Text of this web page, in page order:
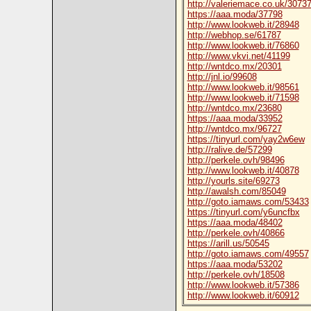
http://valeriemace.co.uk/30737
https://aaa.moda/37798
http://www.lookweb.it/28948
http://webhop.se/61787
http://www.lookweb.it/76860
http://www.vkvi.net/41199
http://wntdco.mx/20301
http://jnl.io/99608
http://www.lookweb.it/98561
http://www.lookweb.it/71598
http://wntdco.mx/23680
https://aaa.moda/33952
http://wntdco.mx/96727
https://tinyurl.com/yay2w6ew
http://ralive.de/57299
http://perkele.ovh/98496
http://www.lookweb.it/40878
http://yourls.site/69273
http://awalsh.com/85049
http://goto.iamaws.com/53433
https://tinyurl.com/y6uncfbx
https://aaa.moda/48402
http://perkele.ovh/40866
https://arill.us/50545
http://goto.iamaws.com/49557
https://aaa.moda/53202
http://perkele.ovh/18508
http://www.lookweb.it/57386
http://www.lookweb.it/60912